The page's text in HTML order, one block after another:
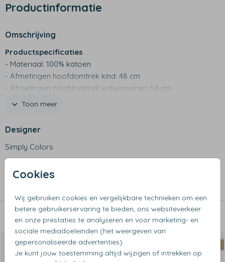
Cookies
Wij gebruiken cookies en vergelijkbare technieken om een
betere gebruikerservaring te bieden, ons websiteverkeer
en onze prestaties te analyseren en voor marketing- en
sociale mediadoeleinden (het weergeven van
gepersonaliseerde advertenties).
Je kunt jouw toestemming altijd wijzigen of intrekken op
Productinformatie
Omschrijving
Productspecificaties
- Materiaal: 100% katoen
- Afmetingen hoofdomtrek kind: 48 cm
- Afmetingen hoofdomtrek volwassenen: 56 cm
- Verstelbaar met klittenband
- Maat volwassenen: 70 x 100 x cm
Toon meer
Designer
Simply Colors
Collectie
Dit vind je misschien ook leuk